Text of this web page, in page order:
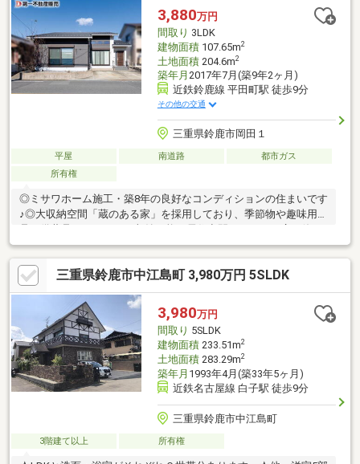
まる団らんの場としてはもちろん、来客時の客間としても活用で
き、用途に応じて柔軟に使える便利な間取りです♪
3,880万円
間取り 3LDK
建物面積107.65m2
土地面積204.6m2
築年月 2017年7月(築9年2ヶ月)
近鉄鈴鹿線 平田町駅 徒歩9分
その他の交通
三重県鈴鹿市岡田１
平屋 南道路
都市ガス
所有権
◎ミサワホーム施工・築8年の良好なコンディションの住まいです
♪◎大収納空間「蔵のある家」を採用しており、季節物や趣味用
る、ミサワホームならではの設計が魅力です♪◎立地は牧田小学校
まで徒歩5分と、子育て世帯にうれしい環境・通学も安心♪
三重県鈴鹿市中江島町 3,980万円 5SLDK
3,980万円
間取り 5SLDK
建物面積233.51m2
土地面積283.29m2
築年月 1993年4月(築33年5ヶ月)
近鉄名古屋線 白子駅 徒歩9分
三重県鈴鹿市中江島町
3階建て以上 所有権